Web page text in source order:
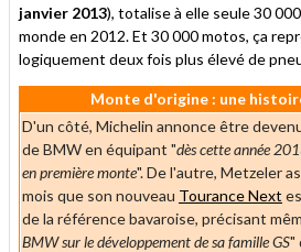
janvier 2013), totalise à elle seule 30
monde en 2012. Et 30 000 motos, ça
logiquement deux fois plus élevé de
Monte d'origine : une
D'un côté, Michelin annonce être
de BMW en équipant "dès cette année
en première monte". De l'autre, Metzeler
mois que son nouveau Tourance Next
de la référence bavaroise, précisant
BMW sur le développement de sa famille GS"